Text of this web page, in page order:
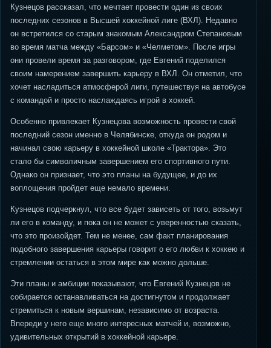
Кузнецов рассказал, что мечтает провести один из своих
последних сезонов в Высшей хоккейной лиге (ВХЛ). Недавно
он встретился со старым знакомым Александром Степановым
во время матча между «Барсом» и «Челметом». После игры
они провели время за разговором, где Евгений поделился
своим намерением завершить карьеру в ВХЛ. Он отметил, что
хочет насладиться атмосферой лиги, путешествуя на автобусе
с командой и просто наслаждаясь игрой в хоккей.
Особенно привлекает Кузнецова возможность провести свой
последний сезон именно в Челябинске, откуда он родом и
начинал свою карьеру в хоккейной школе «Трактора». Это
стало бы символичным завершением его спортивного пути.
Однако он признает, что это планы на будущее, и до их
воплощения пройдет еще немало времени.
Кузнецов подчеркнул, что все будет зависеть от того, возьмут
ли его в команду, и пока он не может с уверенностью сказать,
что это произойдет. Тем не менее, сам факт планирования
подобного завершения карьеры говорит о его любви к хоккею и
стремлении остаться в этом мире как можно дольше.
Эти планы и амбиции показывают, что Евгений Кузнецов не
собирается останавливаться на достигнутом и продолжает
стремиться к новым вершинам, независимо от возраста.
Впереди у него еще много интересных матчей и, возможно,
удивительных открытий в хоккейной карьере.